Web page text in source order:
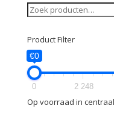
Zoeken
naar:
Product Filter
€0
0 2 248
Op voorraad in